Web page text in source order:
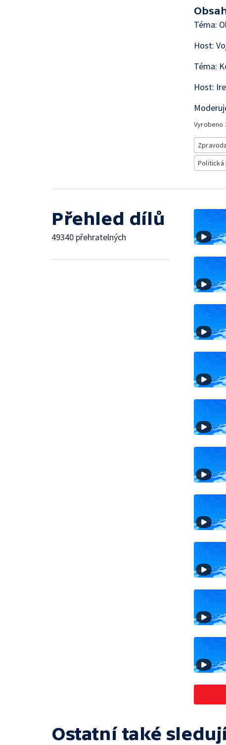
Téma:
Host:
Téma:
Host:
Vyrobeno
Politická
Přehled dílů
49340 přehratelných
Ostatní také